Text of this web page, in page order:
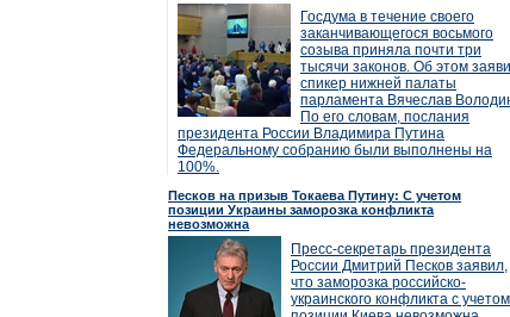
Госдума в течение своего
заканчивающегося восьмого
созыва приняла почти три
тысячи законов. Об этом
спикер нижней палаты
парламента Вячеслав
По его словам, послания
президента России Владимира Путина
Федеральному собранию были выполнены на
100%.
Песков на призыв Токаева Путину: С учетом
позиции Украины заморозка конфликта
невозможна
Пресс-секретарь президента
России Дмитрий Песков заявил,
что заморозка российско-
украинского конфликта с учетом